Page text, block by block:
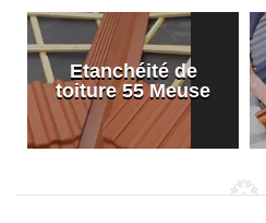
Etanchéité de
toiture 55 Meuse